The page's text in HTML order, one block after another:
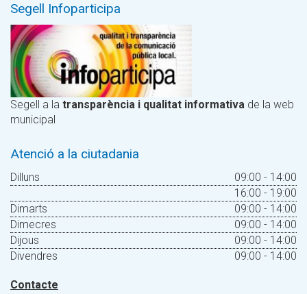
Segell Infoparticipa
Segell a la transparència i qualitat informativa de la web
municipal
Atenció a la ciutadania
Dilluns
09:00 - 14:00
16:00 - 19:00
Dimarts
09:00 - 14:00
Dimecres
09:00 - 14:00
Dijous
09:00 - 14:00
Divendres
09:00 - 14:00
Contacte